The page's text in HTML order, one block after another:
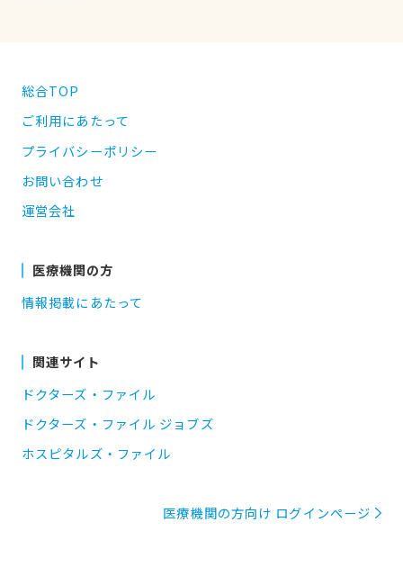
総合TOP
ご利用にあたって
プライバシーポリシー
お問い合わせ
運営会社
医療機関の方
情報掲載にあたって
関連サイト
ドクターズ・ファイル
ドクターズ・ファイル ジョブズ
ホスピタルズ・ファイル
医療機関の方向け ログインページ